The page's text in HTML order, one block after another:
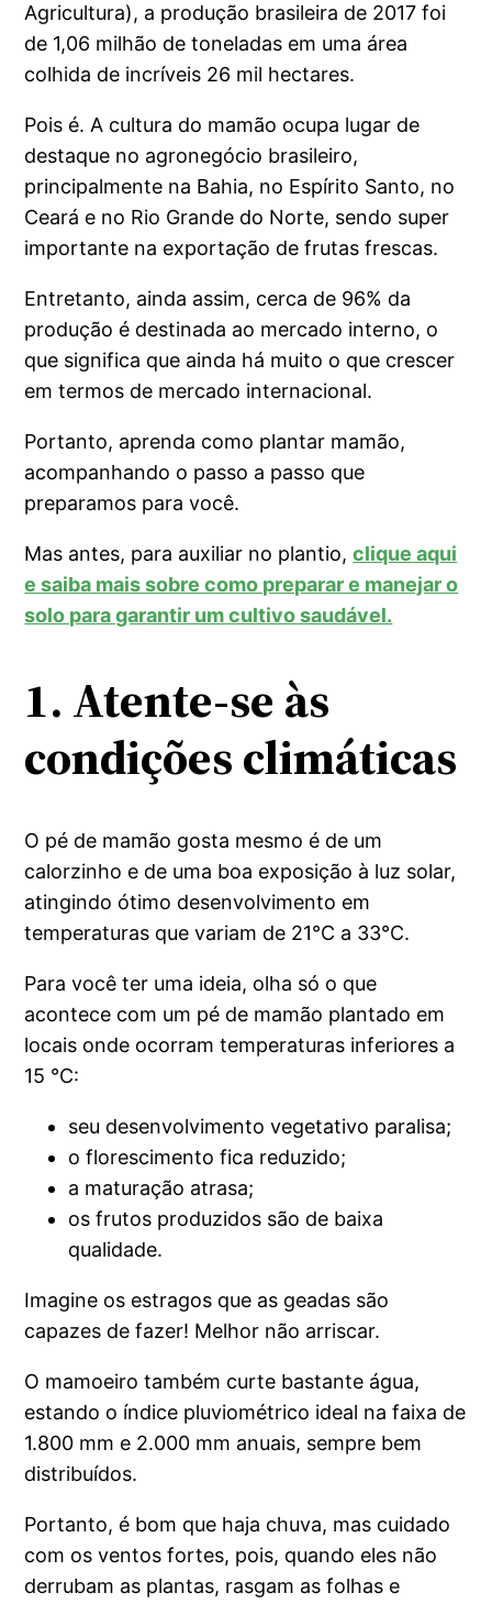
Agricultura), a produção brasileira de 2017 foi
de 1,06 milhão de toneladas em uma área
colhida de incríveis 26 mil hectares.
Pois é. A cultura do mamão ocupa lugar de
destaque no agronegócio brasileiro,
principalmente na Bahia, no Espírito Santo, no
Ceará e no Rio Grande do Norte, sendo super
importante na exportação de frutas frescas.
Entretanto, ainda assim, cerca de 96% da
produção é destinada ao mercado interno, o
que significa que ainda há muito o que crescer
em termos de mercado internacional.
Portanto, aprenda como plantar mamão,
acompanhando o passo a passo que
preparamos para você.
Mas antes, para auxiliar no plantio,clique aqui
e saiba mais sobre como preparar e manejar o
solo para garantir um cultivo saudável.
1. Atente-se às
condições climáticas
O pé de mamão gosta mesmo é de um
calorzinho e de uma boa exposição à luz solar,
atingindo ótimo desenvolvimento em
temperaturas que variam de 21°C a 33°C.
Para você ter uma ideia, olha só o que
acontece com um pé de mamão plantado em
locais onde ocorram temperaturas inferiores a
15 °C:
seu desenvolvimento vegetativo paralisa;
o florescimento fica reduzido;
a maturação atrasa;
os frutos produzidos são de baixa
qualidade.
Imagine os estragos que as geadas são
capazes de fazer! Melhor não arriscar.
O mamoeiro também curte bastante água,
estando o índice pluviométrico ideal na faixa de
1.800 mm e 2.000 mm anuais, sempre bem
distribuídos.
Portanto, é bom que haja chuva, mas cuidado
com os ventos fortes, pois, quando eles não
derrubam as plantas, rasgam as folhas e